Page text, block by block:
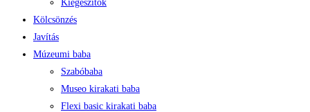
Kiegészítők
Kölcsönzés
Javítás
Múzeumi baba
Szabóbaba
Museo kirakati baba
Flexi basic kirakati baba